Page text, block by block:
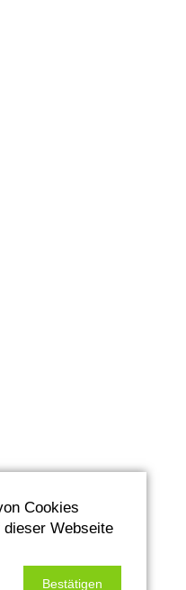
Cookies
Webseite
Bestätigen